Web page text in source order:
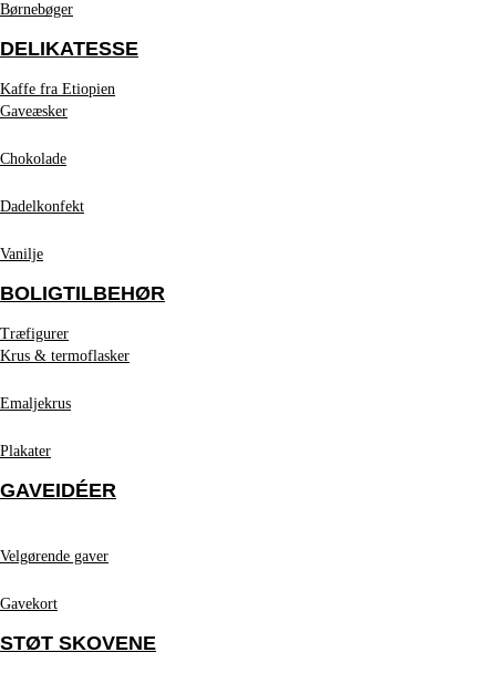
Børnebøger
DELIKATESSE
Kaffe fra Etiopien
Gaveæsker
Chokolade
Dadelkonfekt
Vanilje
BOLIGTILBEHØR
Træfigurer
Krus & termoflasker
Emaljekrus
Plakater
GAVEIDÉER
Velgørende gaver
Gavekort
STØT SKOVENE